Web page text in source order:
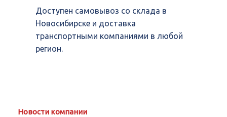
Доступен самовывоз со склада в
Новосибирске и доставка
транспортными компаниями в любой
регион.
Новости компании